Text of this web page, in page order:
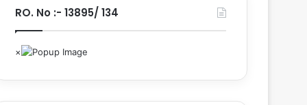
RO. No :- 13895/ 134